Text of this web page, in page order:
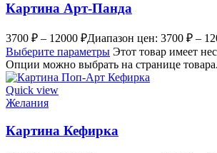
Картина Арт-Панда
3700 ₽ – 12000 ₽Диапазон цен: 3700 ₽ –
Выберите параметры Этот товар имеет
Опции можно выбрать на странице товара.
Quick view
Желания
Картина Кефирка